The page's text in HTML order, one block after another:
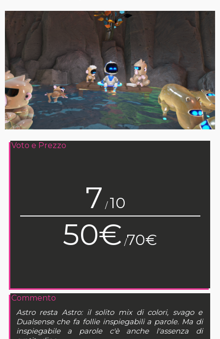
Voto e Prezzo
7 / 10
50€ /70€
Commento
Astro resta Astro: il solito mix di colori, svago e
Dualsense che fa follie inspiegabili a parole. Ma di
inspiegabile a parole c'è anche l'assenza di